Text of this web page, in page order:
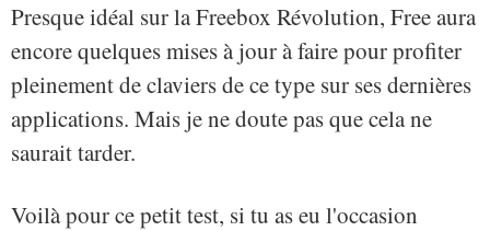
Presque idéal sur la Freebox Révolution, Free aura
encore quelques mises à jour à faire pour profiter
pleinement de claviers de ce type sur ses dernières
applications. Mais je ne doute pas que cela ne
saurait tarder.
Voilà pour ce petit test, si tu as eu l'occasion